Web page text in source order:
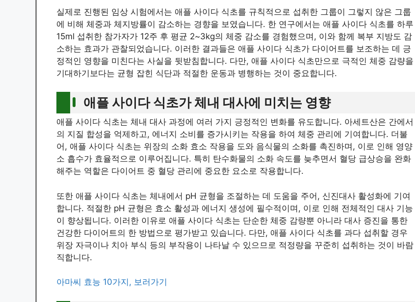
실제로 진행된 임상 시험에서는 애플 사이다 식초를 규칙적으로 섭취한 그룹이 그렇지 않은 그룹
에 비해 체중과 체지방률이 감소하는 경향을 보였습니다. 한 연구에서는 애플 사이다 식초를 하루
15ml 섭취한 참가자가 12주 후 평균 2~3kg의 체중 감소를 경험했으며, 이와 함께 복부 지방도 감
소하는 효과가 관찰되었습니다. 이러한 결과들은 애플 사이다 식초가 다이어트를 보조하는 데 긍
정적인 영향을 미친다는 사실을 뒷받침합니다. 다만, 애플 사이다 식초만으로 극적인 체중 감량을
기대하기보다는 균형 잡힌 식단과 적절한 운동과 병행하는 것이 중요합니다.
애플 사이다 식초가 체내 대사에 미치는 영향
애플 사이다 식초는 체내 대사 과정에 여러 가지 긍정적인 변화를 유도합니다. 아세트산은 간에서
의 지질 합성을 억제하고, 에너지 소비를 증가시키는 작용을 하여 체중 관리에 기여합니다. 더불
어, 애플 사이다 식초는 위장의 소화 효소 작용을 도와 음식물의 소화를 촉진하며, 이로 인해 영양
소 흡수가 효율적으로 이루어집니다. 특히 탄수화물의 소화 속도를 늦추면서 혈당 급상승을 완화
해주는 역할은 다이어트 중 혈당 관리에 중요한 요소로 작용합니다.
또한 애플 사이다 식초는 체내에서 pH 균형을 조절하는 데 도움을 주어, 신진대사 활성화에 기여
합니다. 적절한 pH 균형은 효소 활성과 에너지 생성에 필수적이며, 이로 인해 전체적인 대사 기능
이 향상됩니다. 이러한 이유로 애플 사이다 식초는 단순한 체중 감량뿐 아니라 대사 증진을 통한
건강한 다이어트의 한 방법으로 평가받고 있습니다. 다만, 애플 사이다 식초를 과다 섭취할 경우
위장 자극이나 치아 부식 등의 부작용이 나타날 수 있으므로 적정량을 꾸준히 섭취하는 것이 바람
직합니다.
아마씨 효능 10가지, 보러가기